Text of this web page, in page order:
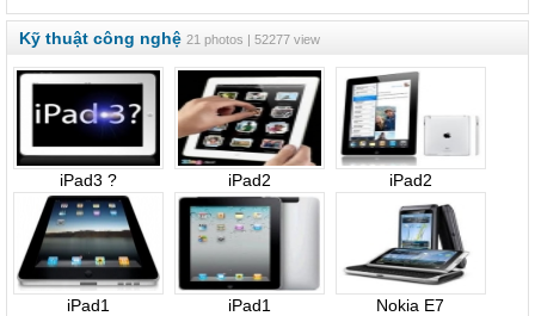
Kỹ thuật công nghệ 21 photos | 52277 view
iPad3 ? iPad2 iPad2
iPad1 iPad1 Nokia E7